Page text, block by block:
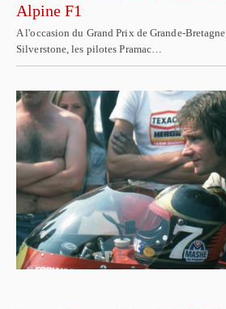
Alpine F1
A l'occasion du Grand Prix de Grande-
Silverstone, les pilotes Pramac…